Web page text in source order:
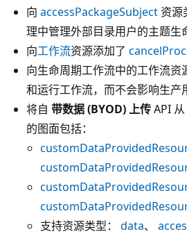
向 accessPackageSubject 资源
理中管理外部目录用户的主题生
向工作流资源添加了
向生命周期工作流中的工作流资
和运行工作流，而不会影响生产
将自 带数据 (BYOD) 上传API
的图面包括：
支持资源类型： data、